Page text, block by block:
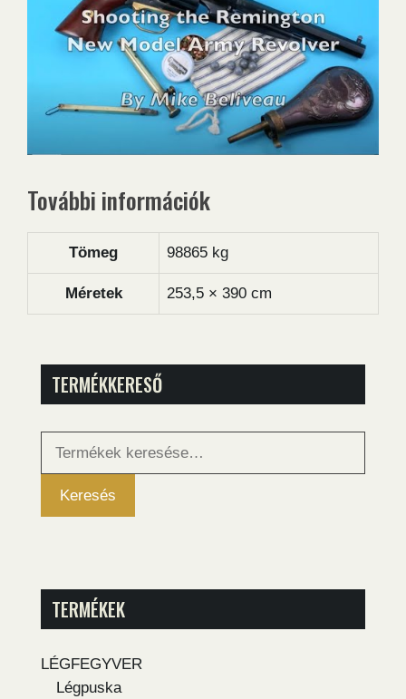
További információk
Tömeg 98865 kg
Méretek 253,5 × 390 cm
TERMÉKKERESŐ
következőre:
Keresés
TERMÉKEK
LÉGFEGYVER
Légpuska